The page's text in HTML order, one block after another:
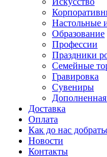
Настольные
Образование
Профессии
Праздники
Семейные
Гравировка
Сувениры
Дополненная
Доставка
Оплата
Как до нас
Новости
Контакты